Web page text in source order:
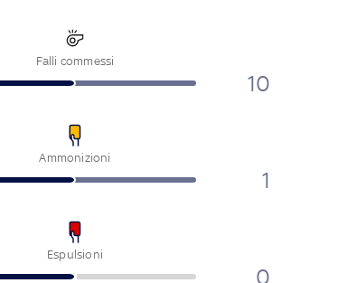
Falli commessi
10
Ammonizioni
1
Espulsioni
0